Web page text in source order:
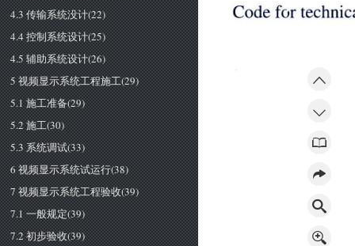
4.3 传输系统没计(22)
4.4 控制系统设计(25)
4.5 辅助系统设计(26)
5 视频显示系统工程施工(29)
5.1 施工准备(29)
5.2 施工(30)
5.3 系统调试(33)
6 视频显示系统试运行(38)
7 视频显示系统工程验收(39)
7.1 一般规定(39)
7.2 初步验收(39)
Ｃｏｄｅｆ
ｏｒｔ
ｅｃｈｎ